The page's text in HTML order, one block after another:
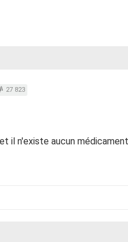
27 823
il n'existe aucun